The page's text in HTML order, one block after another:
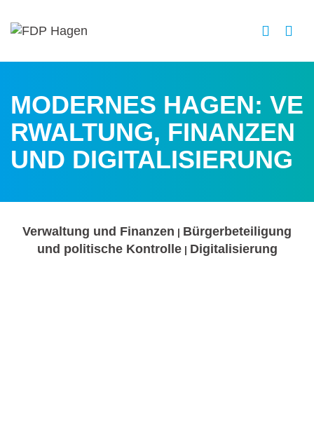
MODERNES HAGEN: VE
RWALTUNG, FINANZEN
UND DIGITALISIERUNG
Verwaltung und Finanzen | Bürgerbeteiligung
und politische Kontrolle| Digitalisierung